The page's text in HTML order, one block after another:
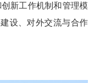
新工作机制和管理模
设、对外交流与合作